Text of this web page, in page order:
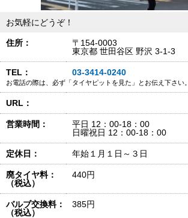
お気軽にどうぞ！
住所：
〒154-0003
東京都 世田谷区 野沢 3-1-3
TEL： 03-3414-0240
お電話の際は、必ず「タイヤピットを見た」とお伝え下さい。
URL：
営業時間：
平日 12：00-18：00
日曜祝日 12：00-18：00
定休日： 年始１月１日～３日
廃タイヤ料：
（税込）
440円
バルブ交換料：
（税込）
385円